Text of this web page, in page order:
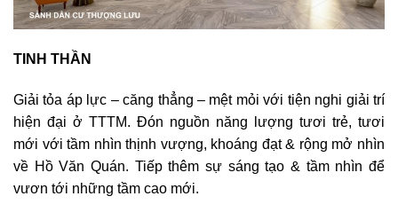
TINH THẦN
Giải tỏa áp lực – căng thẳng – mệt mỏi với tiện nghi giải trí
hiện đại ở TTTM. Đón nguồn năng lượng tươi trẻ, tươi
mới với tầm nhìn thịnh vượng, khoáng đạt & rộng mở nhìn
về Hồ Văn Quán. Tiếp thêm sự sáng tạo & tầm nhìn để
vươn tới những tầm cao mới.